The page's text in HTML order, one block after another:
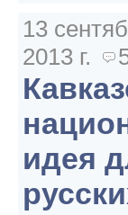
13
2013 г.
идея